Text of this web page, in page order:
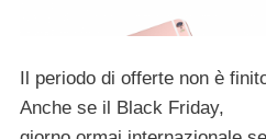
Il periodo di offerte non è
Anche se il Black Friday,